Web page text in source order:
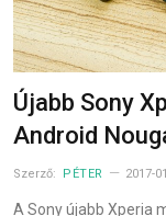
Újabb Sony
Android
Szerző: PÉTER 2017-
A Sony újabb Xperia